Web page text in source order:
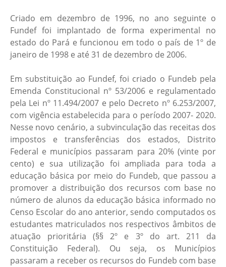
Criado em dezembro de 1996, no ano seguinte o
Fundef foi implantado de forma experimental no
estado do Pará e funcionou em todo o país de 1º de
janeiro de 1998 e até 31 de dezembro de 2006.
Em substituição ao Fundef, foi criado o Fundeb pela
Emenda Constitucional nº 53/2006 e regulamentado
pela Lei nº 11.494/2007 e pelo Decreto nº 6.253/2007,
com vigência estabelecida para o período 2007- 2020.
Nesse novo cenário, a subvinculação das receitas dos
impostos e transferências dos estados, Distrito
Federal e municípios passaram para 20% (vinte por
cento) e sua utilização foi ampliada para toda a
educação básica por meio do Fundeb, que passou a
promover a distribuição dos recursos com base no
número de alunos da educação básica informado no
Censo Escolar do ano anterior, sendo computados os
estudantes matriculados nos respectivos âmbitos de
atuação prioritária (§§ 2º e 3º do art. 211 da
Constituição Federal). Ou seja, os Municípios
passaram a receber os recursos do Fundeb com base